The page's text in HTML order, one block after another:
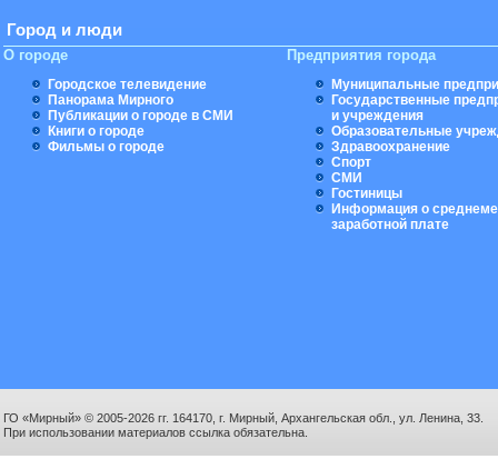
Город и люди
О городе
Городское телевидение
Панорама Мирного
Публикации о городе в СМИ
Книги о городе
Фильмы о городе
Предприятия города
Муниципальные
Государственные
и учреждения
Образовательные
Здравоохранение
Спорт
СМИ
Гостиницы
Информация о
заработной плате
ГО «Мирный» © 2005-2026 гг. 164170, г. Мирный, Архангельская обл., ул. Ленина, 33.
При использовании материалов ссылка обязательна.